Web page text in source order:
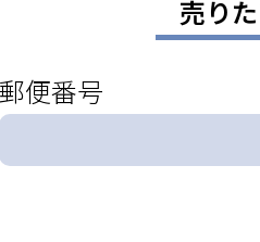
売り
郵便番号